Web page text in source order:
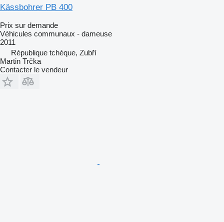
Kässbohrer PB 400
Prix sur demande
Véhicules communaux - dameuse
2011
République tchèque, Zubří
Martin Trčka
Contacter le vendeur